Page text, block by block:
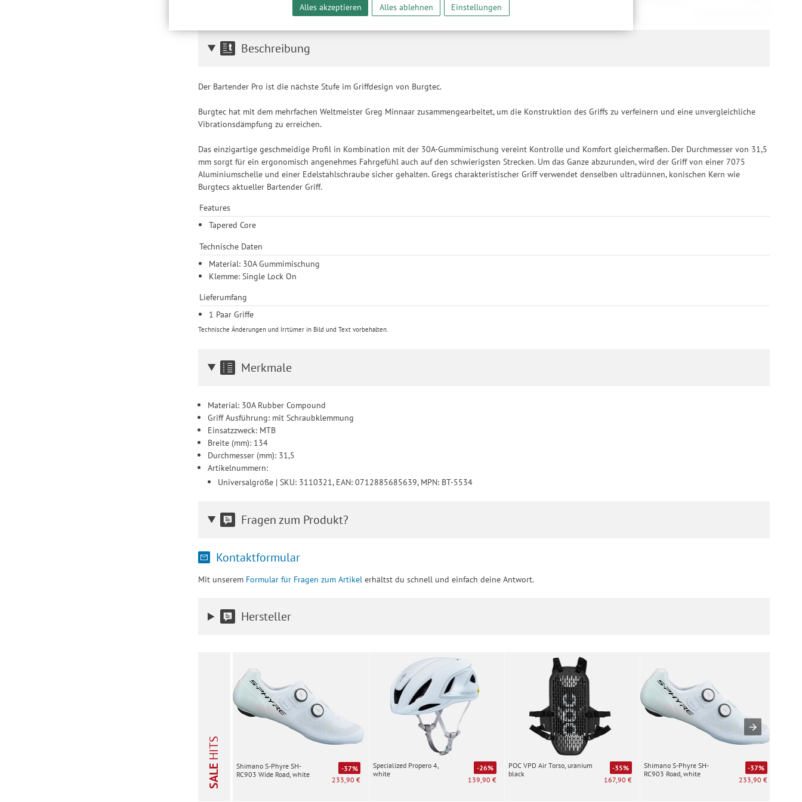
Produktempfehlungen und nutzungsbasierter Werbung. Informationen zu den einzelnen Funktionen, den
Nutzung unserer Website nicht erforderlich und gilt, bis sie widerrufen wird. Sie können Ihre Einwilligung unter
Einstellungen lediglich für bestimmte Drittanbieter erteilen und jederzeit für die Zukunft widerrufen.
Alles akzeptieren Alles ablehnen Einstellungen
87,20 €/l
Beschreibung
Der Bartender Pro ist die nächste Stufe im Griffdesign von Burgtec.
Burgtec hat mit dem mehrfachen Weltmeister Greg Minnaar zusammengearbeitet, um die Konstruktion des Griffs zu verfeinern und eine unvergleichliche
Vibrationsdämpfung zu erreichen.
Das einzigartige geschmeidige Profil in Kombination mit der 30A-Gummimischung vereint Kontrolle und Komfort gleichermaßen. Der Durchmesser von 31,5
mm sorgt für ein ergonomisch angenehmes Fahrgefühl auch auf den schwierigsten Strecken. Um das Ganze abzurunden, wird der Griff von einer 7075
Aluminiumschelle und einer Edelstahlschraube sicher gehalten. Gregs charakteristischer Griff verwendet denselben ultradünnen, konischen Kern wie
Burgtecs aktueller Bartender Griff.
Features
Tapered Core
Technische Daten
Material: 30A Gummimischung
Klemme: Single Lock On
Lieferumfang
1 Paar Griffe
Technische Änderungen und Irrtümer in Bild und Text vorbehalten.
Merkmale
Material: 30A Rubber Compound
Griff Ausführung: mit Schraubklemmung
Einsatzzweck: MTB
Breite (mm): 134
Durchmesser (mm): 31,5
Artikelnummern:
Universalgröße | SKU: 3110321, EAN: 0712885685639, MPN: BT-5534
Fragen zum Produkt?
Kontaktformular
Mit unserem Formular für Fragen zum Artikel erhältst du schnell und einfach deine Antwort.
Hersteller
SALE
HITS
Shimano S-Phyre SH-
RC903 Wide Road, white
-37%
233,90 €
Specialized Propero 4,
white
-26%
139,90 €
POC VPD Air Torso, uranium
black
-35%
167,90 €
Shimano S-Phyre SH-
RC903 Road, white
-37%
233,90 €